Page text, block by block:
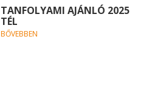
TANFOLYAMI AJÁNLÓ 2025
TÉL
BŐVEBBEN